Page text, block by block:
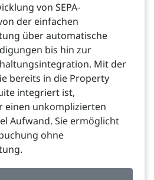
von SEPA-
der einfachen
über automatische
bis hin zur
Mit der
bereits in die Property
integriert ist,
einen unkomplizierten
Aufwand. Sie ermöglicht
ohne